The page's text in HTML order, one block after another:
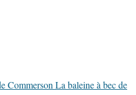
Commerson La baleine à bec de